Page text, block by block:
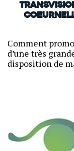
Comment
d’une très
disposition de